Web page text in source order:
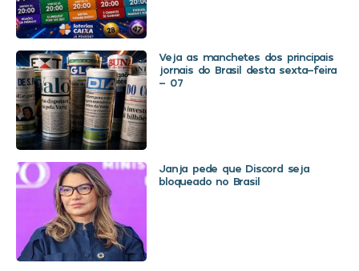
Veja as manchetes dos principais
jornais do Brasil desta sexta-feira
– 07
Janja pede que Discord seja
bloqueado no Brasil